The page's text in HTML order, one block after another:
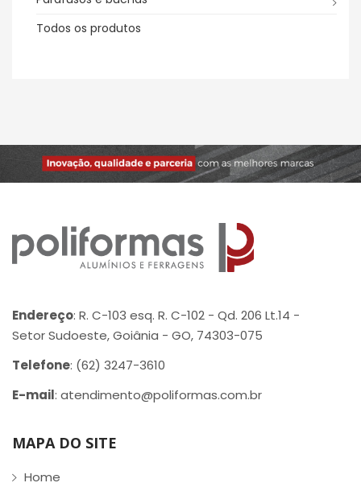
Todos os produtos
Endereço: R. C-103 esq. R. C-102 - Qd. 206 Lt.14 -
Setor Sudoeste, Goiânia - GO, 74303-075
Telefone: (62) 3247-3610
E-mail: atendimento@poliformas.com.br
MAPA DO SITE
Home